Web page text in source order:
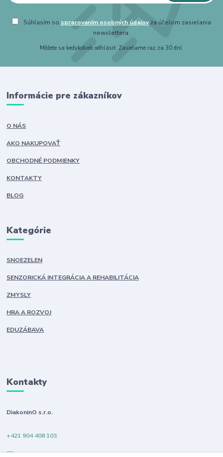
Súhlasím so spracovaním osobných údajovza účelom zasielania
newslettera.
Môžete sa kedykoľvek odhlásiť. Zasielame raz za 30 dní.
Informácie pre zákazníkov
O NÁS
AKO NAKUPOVAŤ
OBCHODNÉ PODMIENKY
KONTAKTY
BLOG
Kategórie
SNOEZELEN
SENZORICKÁ INTEGRÁCIA A REHABILITÁCIA
ZMYSLY
HRA A ROZVOJ
EDUZÁBAVA
Kontakty
DiakoninO s.r.o.
+421 904 408 103
info@diakonino.sk